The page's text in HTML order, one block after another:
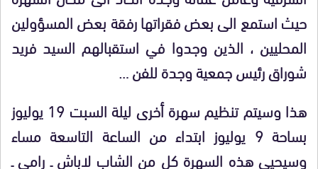
حيث استمع الى بعض فقراتها رفقة بعض المسؤولين
المحليين ، الذين وجدوا في استقبالهم السيد فريد
شوراق رئيس جمعية وجدة للفن …
هذا وسيتم تنظيم سهرة أخرى ليلة السبت 19 يوليوز
بساحة 9 يوليوز ابتداء من الساعة التاسعة مساء
وسيحيي هذه السهرة كل من الشاب لاباش ـ رامي ـ